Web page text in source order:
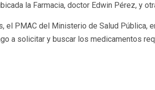
la Farmacia, doctor Edwin Pérez, y
el PMAC del Ministerio de Salud
a solicitar y buscar los medicamentos